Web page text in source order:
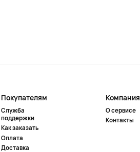
Покупателям
Служба
поддержки
Как заказать
Оплата
Доставка
Компания
О сервисе
Контакты